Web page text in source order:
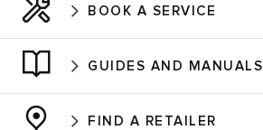
BOOK A SERVICE
GUIDES AND MANUALS
FIND A RETAILER